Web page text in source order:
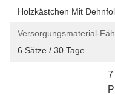
Holzkästchen Mit
Versorgungsmaterial-
6 Sätze / 30 Tage
7